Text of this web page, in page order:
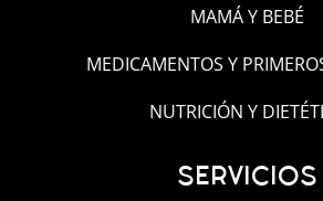
MAMÁ Y BEBÉ
MEDICAMENTOS Y
NUTRICIÓN Y
SERVICIOS